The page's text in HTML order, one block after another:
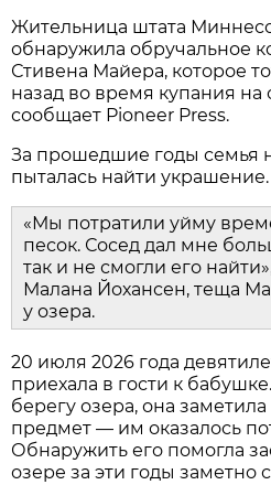
Жительница штата
обнаружила обручальное
Стивена Майера, которое
назад во время купания на
сообщает Pioneer Press.
За прошедшие годы семья
пыталась найти украшение.
«Мы потратили уйму
песок. Сосед дал мне
так и не смогли его
Малана Йохансен, теща
у озера.
20 июля 2026 года
приехала в гости к
берегу озера, она
предмет — им оказалось
Обнаружить его помогла
озере за эти годы заметно